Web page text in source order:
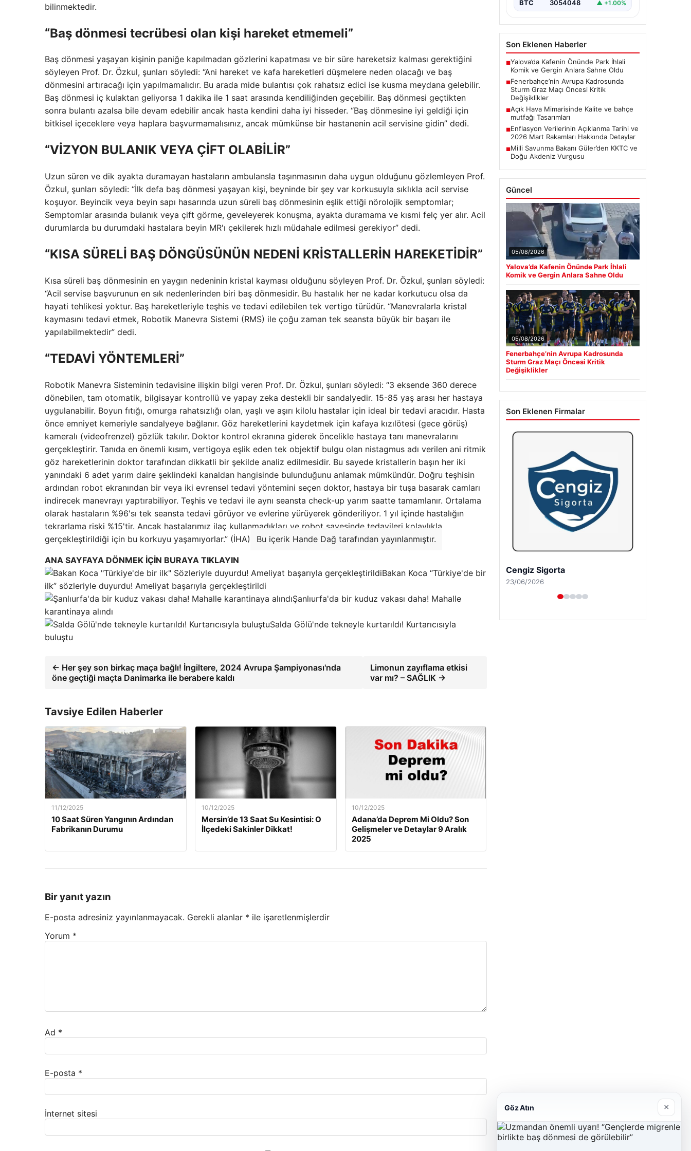
bilinmektedir.
“Baş dönmesi tecrübesi olan kişi hareket etmemeli”
Baş dönmesi yaşayan kişinin paniğe kapılmadan gözlerini kapatması ve bir süre hareketsiz kalması gerektiğini
söyleyen Prof. Dr. Özkul, şunları söyledi: “Ani hareket ve kafa hareketleri düşmelere neden olacağı ve baş
dönmesini artıracağı için yapılmamalıdır. Bu arada mide bulantısı çok rahatsız edici ise kusma meydana gelebilir.
Baş dönmesi iç kulaktan geliyorsa 1 dakika ile 1 saat arasında kendiliğinden geçebilir. Baş dönmesi geçtikten
sonra bulantı azalsa bile devam edebilir ancak hasta kendini daha iyi hisseder. “Baş dönmesine iyi geldiği için
bitkisel içeceklere veya haplara başvurmamalısınız, ancak mümkünse bir hastanenin acil servisine gidin” dedi.
“VİZYON BULANIK VEYA ÇİFT OLABİLİR”
Uzun süren ve dik ayakta duramayan hastaların ambulansla taşınmasının daha uygun olduğunu gözlemleyen Prof.
Özkul, şunları söyledi: “İlk defa baş dönmesi yaşayan kişi, beyninde bir şey var korkusuyla sıklıkla acil servise
koşuyor. Beyincik veya beyin sapı hasarında uzun süreli baş dönmesinin eşlik ettiği nörolojik semptomlar;
Semptomlar arasında bulanık veya çift görme, geveleyerek konuşma, ayakta duramama ve kısmi felç yer alır. Acil
durumlarda bu durumdaki hastalara beyin MR'ı çekilerek hızlı müdahale edilmesi gerekiyor” dedi.
“KISA SÜRELİ BAŞ DÖNGÜSÜNÜN NEDENİ KRİSTALLERİN HAREKETİDİR”
Kısa süreli baş dönmesinin en yaygın nedeninin kristal kayması olduğunu söyleyen Prof. Dr. Özkul, şunları söyledi:
“Acil servise başvurunun en sık nedenlerinden biri baş dönmesidir. Bu hastalık her ne kadar korkutucu olsa da
hayati tehlikesi yoktur. Baş hareketleriyle teşhis ve tedavi edilebilen tek vertigo türüdür. “Manevralarla kristal
kaymasını tedavi etmek, Robotik Manevra Sistemi (RMS) ile çoğu zaman tek seansta büyük bir başarı ile
yapılabilmektedir” dedi.
“TEDAVİ YÖNTEMLERİ”
Robotik Manevra Sisteminin tedavisine ilişkin bilgi veren Prof. Dr. Özkul, şunları söyledi: “3 eksende 360 ​​derece
dönebilen, tam otomatik, bilgisayar kontrollü ve yapay zeka destekli bir sandalyedir. 15-85 yaş arası her hastaya
uygulanabilir. Boyun fıtığı, omurga rahatsızlığı olan, yaşlı ve aşırı kilolu hastalar için ideal bir tedavi aracıdır. Hasta
önce emniyet kemeriyle sandalyeye bağlanır. Göz hareketlerini kaydetmek için kafaya kızılötesi (gece görüş)
kameralı (videofrenzel) gözlük takılır. Doktor kontrol ekranına giderek öncelikle hastaya tanı manevralarını
gerçekleştirir. Tanıda en önemli kısım, vertigoya eşlik eden tek objektif bulgu olan nistagmus adı verilen ani ritmik
göz hareketlerinin doktor tarafından dikkatli bir şekilde analiz edilmesidir. Bu sayede kristallerin başın her iki
yanındaki 6 adet yarım daire şeklindeki kanaldan hangisinde bulunduğunu anlamak mümkündür. Doğru teşhisin
ardından robot ekranından bir veya iki evrensel tedavi yöntemini seçen doktor, hastaya bir tuşa basarak camları
indirecek manevrayı yaptırabiliyor. Teşhis ve tedavi ile aynı seansta check-up yarım saatte tamamlanır. Ortalama
olarak hastaların %96'sı tek seansta tedavi görüyor ve evlerine yürüyerek gönderiliyor. 1 yıl içinde hastalığın
tekrarlama riski %15'tir. Ancak hastalarımız ilaç kullanmadıkları ve robot sayesinde tedavileri kolaylıkla
gerçekleştirildiği için bu korkuyu yaşamıyorlar.” (İHA)
Bu içerik Hande Dağ tarafından yayınlanmıştır.
ANA SAYFAYA DÖNMEK İÇİN BURAYA TIKLAYIN
Bakan Koca “Türkiye'de bir
ilk” sözleriyle duyurdu! Ameliyat başarıyla gerçekleştirildi
Şanlıurfa'da bir kuduz vakası daha! Mahalle
karantinaya alındı
Salda Gölü'nde tekneyle kurtarıldı! Kurtarıcısıyla
buluştu
← Her şey son birkaç maça bağlı! İngiltere, 2024 Avrupa Şampiyonası'nda
öne geçtiği maçta Danimarka ile berabere kaldı
Limonun zayıflama etkisi
var mı? – SAĞLIK →
Tavsiye Edilen Haberler
11/12/2025
10 Saat Süren Yangının Ardından
Fabrikanın Durumu
10/12/2025
Mersin’de 13 Saat Su Kesintisi: O
İlçedeki Sakinler Dikkat!
10/12/2025
Adana’da Deprem Mi Oldu? Son
Gelişmeler ve Detaylar 9 Aralık
2025
Bir yanıt yazın
E-posta adresiniz yayınlanmayacak. Gerekli alanlar * ile işaretlenmişlerdir
Yorum *
Ad *
E-posta *
İnternet sitesi
BTC 3054048 ▲ +1.00%
Son Eklenen Haberler
■Yalova’da Kafenin Önünde Park İhlali
Komik ve Gergin Anlara Sahne Oldu
■Fenerbahçe’nin Avrupa Kadrosunda
Sturm Graz Maçı Öncesi Kritik
Değişiklikler
■Açık Hava Mimarisinde Kalite ve bahçe
mutfağı Tasarımları
■Enflasyon Verilerinin Açıklanma Tarihi ve
2026 Mart Rakamları Hakkında Detaylar
■Milli Savunma Bakanı Güler’den KKTC ve
Doğu Akdeniz Vurgusu
Güncel
05/08/2026
Yalova’da Kafenin Önünde Park İhlali
Komik ve Gergin Anlara Sahne Oldu
05/08/2026
Fenerbahçe’nin Avrupa Kadrosunda
Sturm Graz Maçı Öncesi Kritik
Değişiklikler
Son Eklenen Firmalar
Hastaş Beton
26/05/2026
Göz Atın ×